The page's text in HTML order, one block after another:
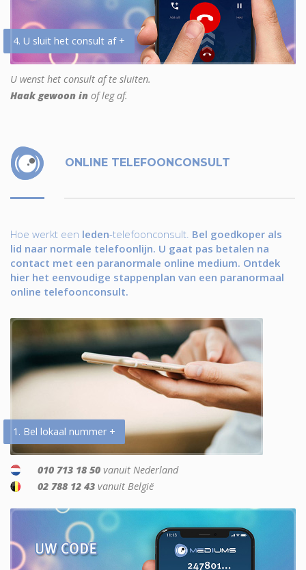
4. U sluit het consult af +
U wenst het consult af te sluiten.
Haak gewoon in of leg af.
ONLINE TELEFOONCONSULT
Hoe werkt een leden-telefoonconsult. Bel goedkoper als
lid naar normale telefoonlijn. U gaat pas betalen na
contact met een paranormale online medium. Ontdek
hier het eenvoudige stappenplan van een paranormaal
online telefoonconsult.
1. Bel lokaal nummer +
010 713 18 50 vanuit Nederland
02 788 12 43 vanuit België